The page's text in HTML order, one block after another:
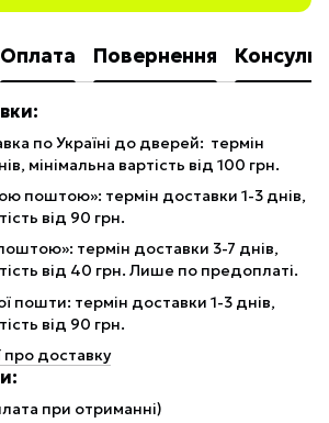
Оплата Повернення
по Україні до дверей: термін
мінімальна вартість від 100 грн.
поштою»: термін доставки 1-3 днів,
від 90 грн.
термін доставки 3-7 днів,
від 40 грн. Лише по предоплаті.
пошти: термін доставки 1-3 днів,
від 90 грн.
про доставку
при отриманні)